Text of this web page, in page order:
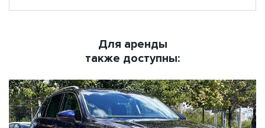
Для аренды
также доступны: